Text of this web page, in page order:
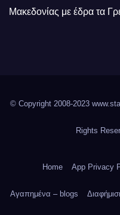
Μακεδονίας με έδρα τα
© Copyright 2008-2023
Rights
Home App Privacy
Αγαπημένα – blogs